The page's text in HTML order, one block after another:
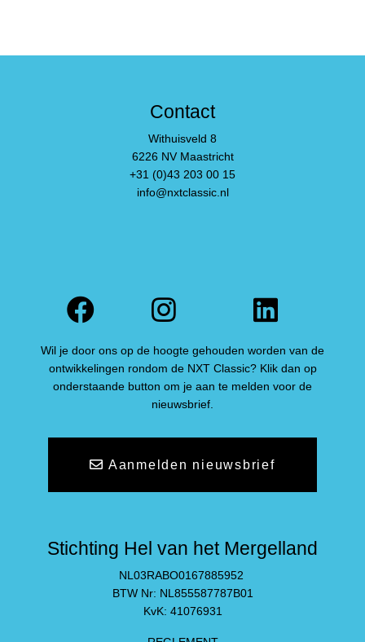
Contact
Withuisveld 8
6226 NV Maastricht
+31 (0)43 203 00 15
info@nxtclassic.nl
FacebookInstagram
Wil je door ons op de hoogte gehouden worden van de
ontwikkelingen rondom de NXT Classic? Klik dan op
onderstaande button om je aan te melden voor de
nieuwsbrief.
Aanmelden nieuwsbrief
Stichting Hel van het Mergelland
NL03RABO0167885952
BTW Nr: NL855587787B01
KvK: 41076931